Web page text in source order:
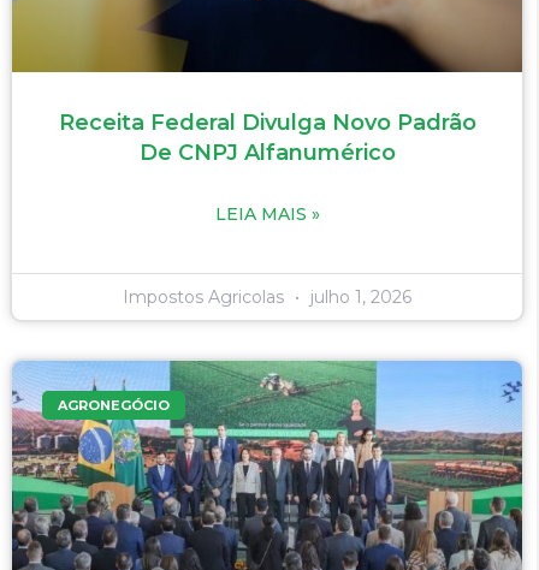
Receita Federal Divulga Novo Padrão
De CNPJ Alfanumérico
LEIA MAIS »
Impostos Agricolas julho 1, 2026
AGRONEGÓCIO